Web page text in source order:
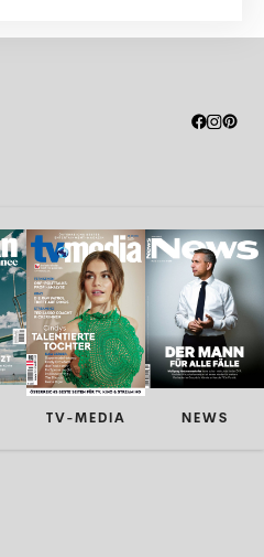
TV-MEDIA NEWS